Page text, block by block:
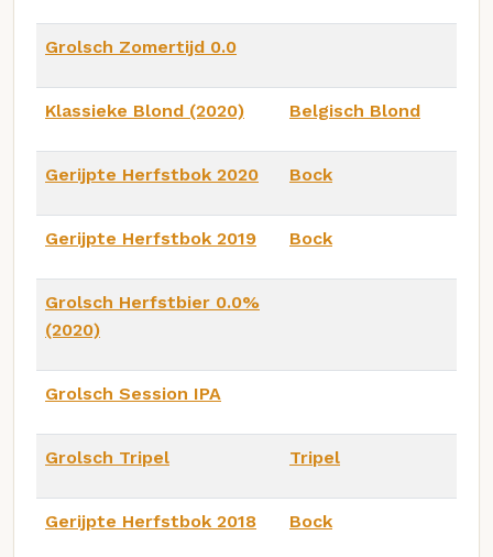
Grolsch Zomertijd 0.0
Klassieke Blond (2020) Belgisch Blond
Gerijpte Herfstbok 2020 Bock
Gerijpte Herfstbok 2019 Bock
Grolsch Herfstbier 0.0%
(2020)
Grolsch Session IPA
Grolsch Tripel Tripel
Gerijpte Herfstbok 2018 Bock